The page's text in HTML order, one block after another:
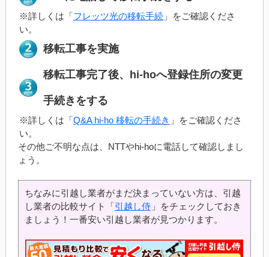
※詳しくは「フレッツ光の移転手続」をご確認くださ
い。
移転工事を実施
移転工事完了後、hi-hoへ登録住所の変更
手続きをする
※詳しくは「Q&A hi-ho 移転の手続き 」をご確認くださ
い。
その他ご不明な点は、NTTやhi-hoに電話して確認しまし
ょう。
ちなみに引越し業者がまだ決まっていない方は、引越
し業者の比較サイト「引越し侍 」をチェックしておき
ましょう！一番安い引越し業者が見つかります。